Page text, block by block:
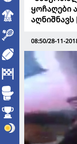
ყოჩაღები
აღნიშნავს
08:50/28-11-